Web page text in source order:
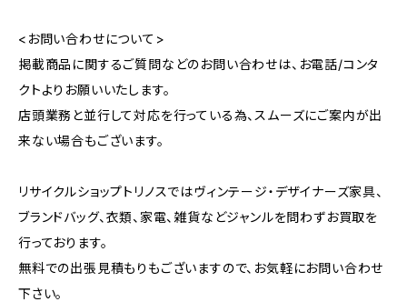
<お問い合わせについて>
掲載商品に関するご質問などのお問い合わせは、お電話/コンタ
クトよりお願いいたします。
店頭業務と並行して対応を行っている為、スムーズにご案内が出
来ない場合もございます。
リサイクルショップトリノスではヴィンテージ・デザイナーズ家具、
ブランドバッグ、衣類、家電、雑貨などジャンルを問わずお買取を
行っております。
無料での出張見積もりもございますので、お気軽にお問い合わせ
下さい。